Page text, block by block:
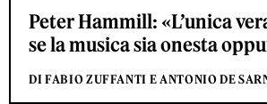
Peter Hammill: «L’unica
se la musica sia onesta
DI FABIO ZUFFANTI E ANTONIO DE